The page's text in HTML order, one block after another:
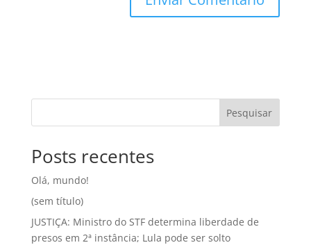
Pesquisar
Posts recentes
Olá, mundo!
(sem título)
JUSTIÇA: Ministro do STF determina liberdade de
presos em 2ª instância; Lula pode ser solto